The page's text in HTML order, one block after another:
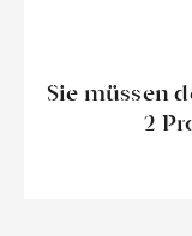
Sie müssen
2